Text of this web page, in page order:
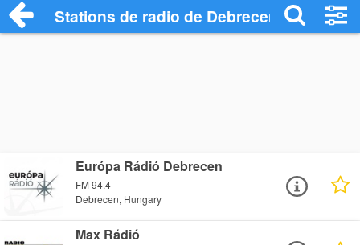
Stations de radio de Debrecen
Európa Rádió Debrecen
FM 94.4
Debrecen, Hungary
Max Rádió